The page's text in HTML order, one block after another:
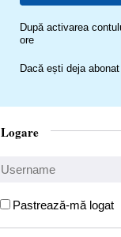
După activarea
ore
Dacă ești deja
Logare
Pastrează-mă logat